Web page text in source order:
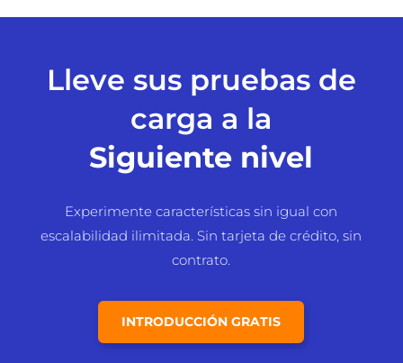
Lleve sus pruebas de
carga a la
Siguiente nivel
Experimente características sin igual con
escalabilidad ilimitada. Sin tarjeta de crédito, sin
contrato.
INTRODUCCIÓN GRATIS